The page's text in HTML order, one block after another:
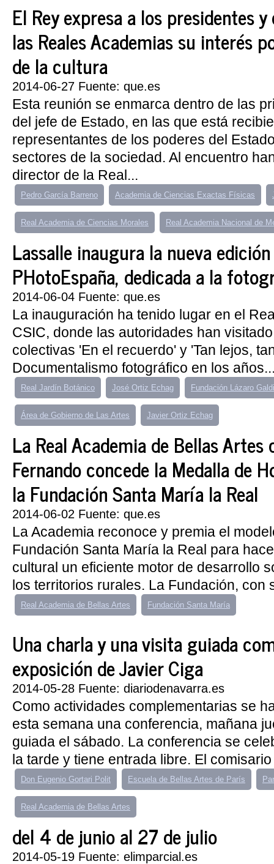
El Rey expresa a los presidentes
las Reales Academias su interés
de la cultura
2014-06-27 Fuente: que.es
Esta reunión se enmarca dentro de las
del jefe de Estado, en las que está
representantes de los poderes del
sectores de la sociedad. Al encuentro
director de la Real...
Pedro García Barreno Academia de Ciencias Exactas Físicas
Real Academia de Ciencias Morales Real Academia Nacional de
Lassalle inaugura la nueva
PHotoEspaña, dedicada a la
2014-06-04 Fuente: que.es
La inauguración ha tenido lugar en el
CSIC, donde las autoridades han
colectivas 'En el recuerdo' y 'Tan lejos,
Documentalismo fotográfico en los
Real Jardín Botánico José Ortiz Echag Fundación Lázaro
Área de Gobierno de Las Artes Javier Ortiz Echag
La Real Academia de Bellas Artes
Fernando concede la Medalla de
la Fundación Santa María la Real
2014-06-02 Fuente: que.es
La Academia reconoce y premia el
Fundación Santa María la Real para
cultural un eficiente motor de desarrollo
los territorios rurales. La Fundación, con
Real Academia de Bellas Artes Fundación Santa María
Una charla y una visita guiada
exposición de Javier Ciga
2014-05-28 Fuente: diariodenavarra.es
Como actividades complementarias se
esta semana una conferencia, mañana
guiada el sábado. La conferencia se
la tarde y tiene entrada libre. El
Don Eugenio Gortari Polit Escuela de Bellas Artes de París
Real Academia de Bellas Artes
del 4 de junio al 27 de julio
2014-05-19 Fuente: elimparcial.es